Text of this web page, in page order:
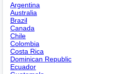
Argentina
Australia
Brazil
Canada
Chile
Colombia
Costa Rica
Dominican Republic
Ecuador